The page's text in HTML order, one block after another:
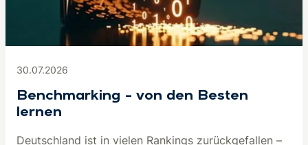
30.07.2026
Benchmarking – von den Besten
lernen
Deutschland ist in vielen Rankings zurückgefallen –